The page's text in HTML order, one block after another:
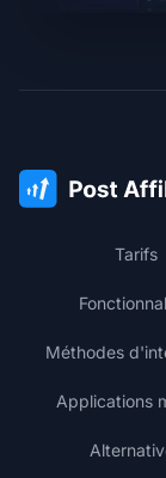
Tarifs
Méthodes
Applications